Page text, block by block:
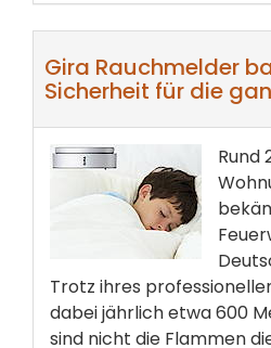
Gira Rauchmelder
Sicherheit für die
Rund
Trotz ihres
dabei jährlich etwa 600
sind nicht die Flammen